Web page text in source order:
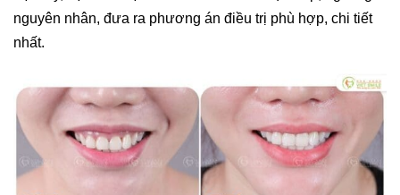
nguyên nhân, đưa ra phương án điều trị phù hợp, chi tiết
nhất.